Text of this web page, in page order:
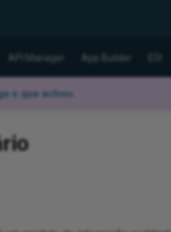
API Manager App Builder
o que achou